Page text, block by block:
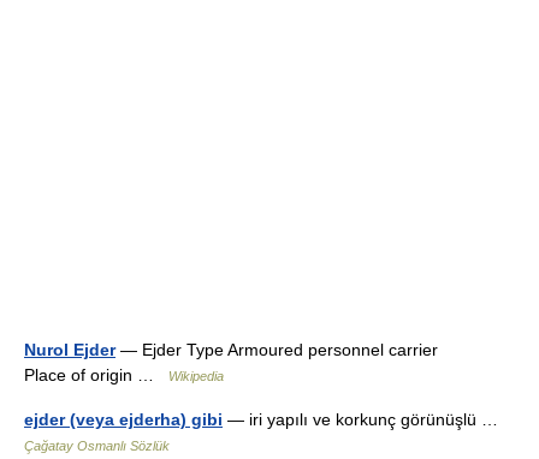
Nurol Ejder— Ejder Type Armoured personnel carrier
Place of origin …
Wikipedia
ejder (veya ejderha) gibi — iri yapılı ve korkunç görünüşlü …
Çağatay Osmanlı Sözlük